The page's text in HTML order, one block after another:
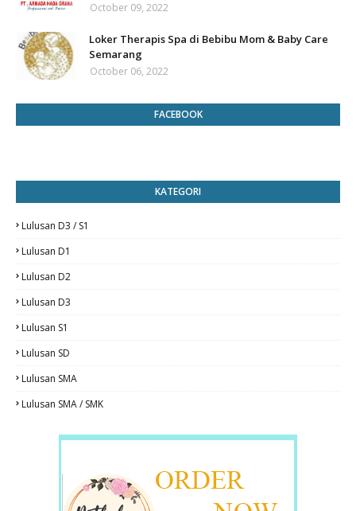
October 09, 2022
Loker Therapis Spa di Bebibu Mom & Baby Care
Semarang
October 06, 2022
FACEBOOK
KATEGORI
Lulusan D3 / S1
Lulusan D1
Lulusan D2
Lulusan D3
Lulusan S1
Lulusan SD
Lulusan SMA
Lulusan SMA / SMK